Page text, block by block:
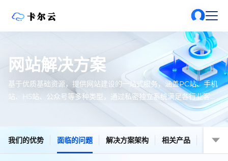
网站解决方案
基于优质基础资源，提供网站建设的一站式服务，涵盖PC站、手机
站、H5站、公众号等多种类型，通过私密独立系统满足各行业客户
我们的优势 面临的问题 解决方案架构 相关产品